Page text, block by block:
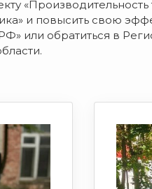
и повысить свою
или обратиться в